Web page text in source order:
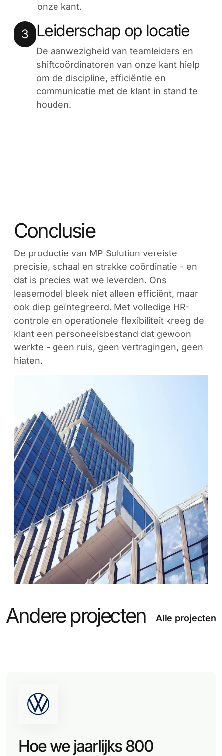
onze kant.
3 Leiderschap op locatie
De aanwezigheid van teamleiders en
shiftcoördinatoren van onze kant hielp
om de discipline, efficiëntie en
communicatie met de klant in stand te
houden.
Conclusie
De productie van MP Solution vereiste
precisie, schaal en strakke coördinatie - en
dat is precies wat we leverden. Ons
leasemodel bleek niet alleen efficiënt, maar
ook diep geïntegreerd. Met volledige HR-
controle en operationele flexibiliteit kreeg de
klant een personeelsbestand dat gewoon
werkte - geen ruis, geen vertragingen, geen
hiaten.
Andere projecten Alle projecten
Hoe we jaarlijks 800